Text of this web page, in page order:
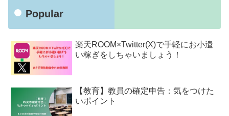
Popular
楽天ROOM×Twitter(X)で手軽にお小遣
い稼ぎをしちゃいましょう！
【教育】教員の確定申告：気をつけた
いポイント